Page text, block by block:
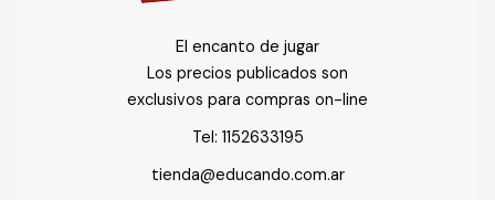
El encanto de jugar
Los precios publicados son
exclusivos para compras on-line
Tel: 1152633195
tienda@educando.com.ar